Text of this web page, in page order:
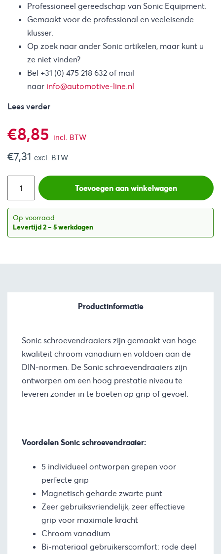
Professioneel gereedschap van Sonic Equipment.
Gemaakt voor de professional en veeleisende
klusser.
Op zoek naar ander Sonic artikelen, maar kunt u
ze niet vinden?
Bel +31 (0) 475 218 632 of mail
naar info@automotive-line.nl
Lees verder
€8,85 incl. BTW
€7,31 excl. BTW
Toevoegen aan winkelwagen
Op voorraad
Levertijd 2 – 5 werkdagen
Productinformatie
Sonic schroevendraaiers zijn gemaakt van hoge
kwaliteit chroom vanadium en voldoen aan de
DIN-normen. De Sonic schroevendraaiers zijn
ontworpen om een hoog prestatie niveau te
leveren zonder in te boeten op grip of gevoel.
Voordelen Sonic schroevendraaier:
5 individueel ontworpen grepen voor
perfecte grip
Magnetisch geharde zwarte punt
Zeer gebruiksvriendelijk, zeer effectieve
grip voor maximale kracht
Chroom vanadium
Bi-materiaal gebruikerscomfort: rode deel